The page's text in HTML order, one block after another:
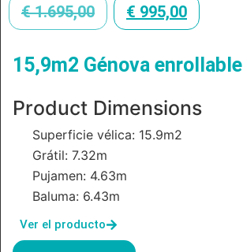
€1.695,00 € 995,00
15,9m2 Génova enrollable
Product Dimensions
Superficie vélica: 15.9m2
Grátil: 7.32m
Pujamen: 4.63m
Baluma: 6.43m
Ver el producto